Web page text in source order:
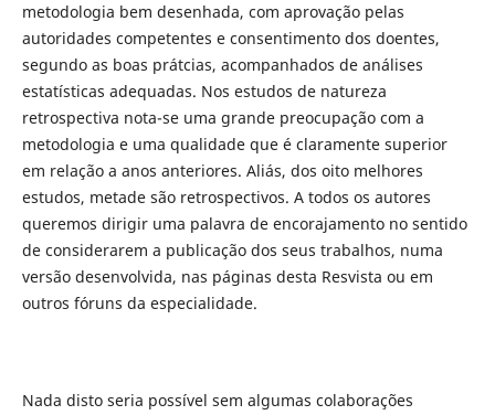
metodologia bem desenhada, com aprovação pelas
autoridades competentes e consentimento dos doentes,
segundo as boas prátcias, acompanhados de análises
estatísticas adequadas. Nos estudos de natureza
retrospectiva nota-se uma grande preocupação com a
metodologia e uma qualidade que é claramente superior
em relação a anos anteriores. Aliás, dos oito melhores
estudos, metade são retrospectivos. A todos os autores
queremos dirigir uma palavra de encorajamento no sentido
de considerarem a publicação dos seus trabalhos, numa
versão desenvolvida, nas páginas desta Resvista ou em
outros fóruns da especialidade.
Nada disto seria possível sem algumas colaborações